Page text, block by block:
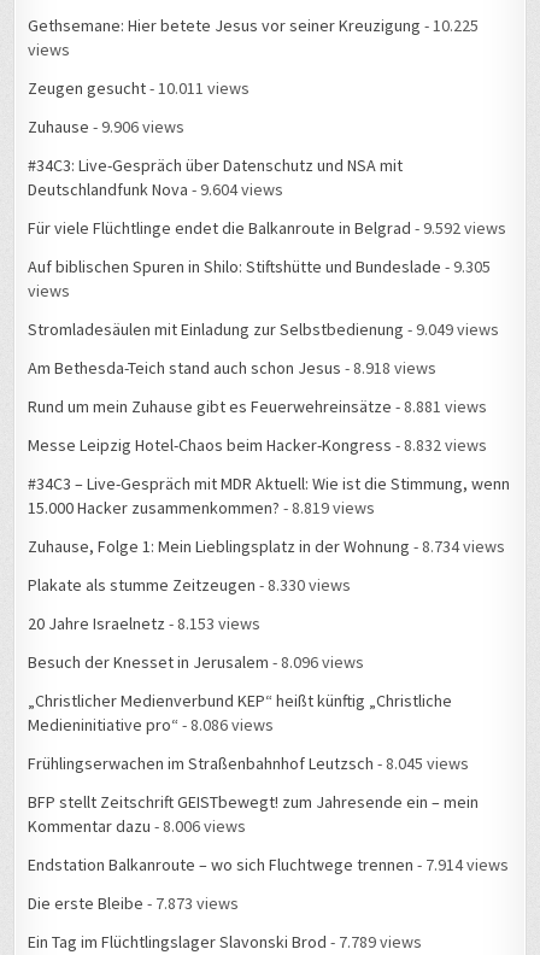
Gethsemane: Hier betete Jesus vor seiner Kreuzigung - 10.225
views
Zeugen gesucht- 10.011 views
Zuhause - 9.906 views
#34C3: Live-Gespräch über Datenschutz und NSA mit
Deutschlandfunk Nova - 9.604 views
Für viele Flüchtlinge endet die Balkanroute in Belgrad - 9.592 views
Auf biblischen Spuren in Shilo: Stiftshütte und Bundeslade - 9.305
views
Stromladesäulen mit Einladung zur Selbstbedienung - 9.049 views
Am Bethesda-Teich stand auch schon Jesus - 8.918 views
Rund um mein Zuhause gibt es Feuerwehreinsätze - 8.881 views
Messe Leipzig Hotel-Chaos beim Hacker-Kongress - 8.832 views
#34C3 – Live-Gespräch mit MDR Aktuell: Wie ist die Stimmung, wenn
15.000 Hacker zusammenkommen? - 8.819 views
Zuhause, Folge 1: Mein Lieblingsplatz in der Wohnung - 8.734 views
Plakate als stumme Zeitzeugen - 8.330 views
20 Jahre Israelnetz - 8.153 views
Besuch der Knesset in Jerusalem - 8.096 views
„Christlicher Medienverbund KEP“ heißt künftig „Christliche
Medieninitiative pro“ - 8.086 views
Frühlingserwachen im Straßenbahnhof Leutzsch - 8.045 views
BFP stellt Zeitschrift GEISTbewegt! zum Jahresende ein – mein
Kommentar dazu - 8.006 views
Endstation Balkanroute – wo sich Fluchtwege trennen - 7.914 views
Die erste Bleibe - 7.873 views
Ein Tag im Flüchtlingslager Slavonski Brod - 7.789 views